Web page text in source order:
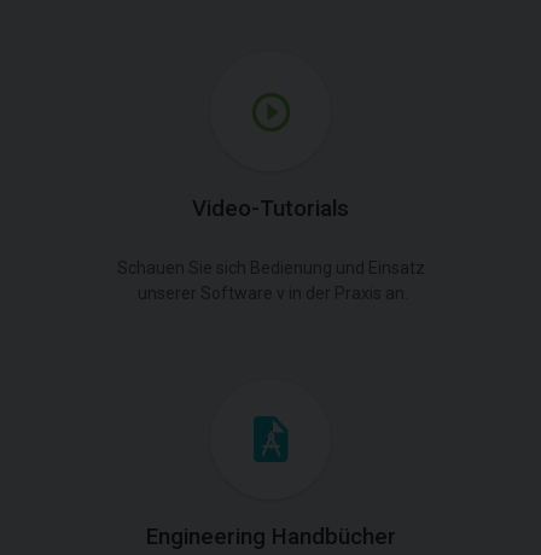
Video-Tutorials
Engineering Handbücher